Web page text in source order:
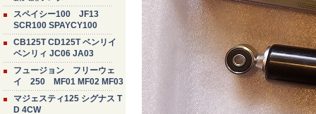
スペイシー100 JF13
SCR100 SPAYCY100
CB125T CD125T ベンリイ
ベンリィ JC06 JA03
フュージョン フリーウェ
イ 250 MF01 MF02 MF03
マジェスティ125 シグナス T
D 4CW